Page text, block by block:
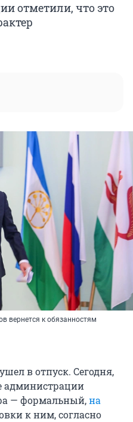
отметили, что это
вернется к обязанностям
в отпуск. Сегодня,
администрации
— формальный,на
к ним, согласно